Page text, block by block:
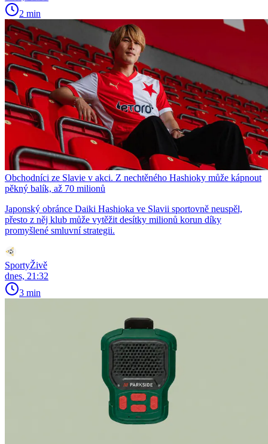
2 min
Obchodníci ze Slavie v akci. Z nechtěného Hashioky může kápnout
pěkný balík, až 70 milionů
Japonský obránce Daiki Hashioka ve Slavii sportovně neuspěl,
přesto z něj klub může vytěžit desítky milionů korun díky
promyšlené smluvní strategii.
SportyŽivě
dnes, 21:32
3 min